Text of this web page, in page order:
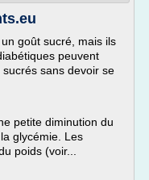
goût sucré, mais ils
peuvent
sans devoir se
petite diminution du
glycémie. Les
poids (voir...